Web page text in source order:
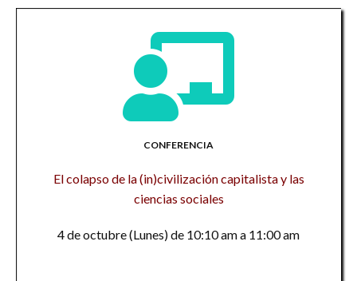
CONFERENCIA
El colapso de la (in)civilización capitalista y las
ciencias sociales
4 de octubre (Lunes) de 10:10 am a 11:00 am